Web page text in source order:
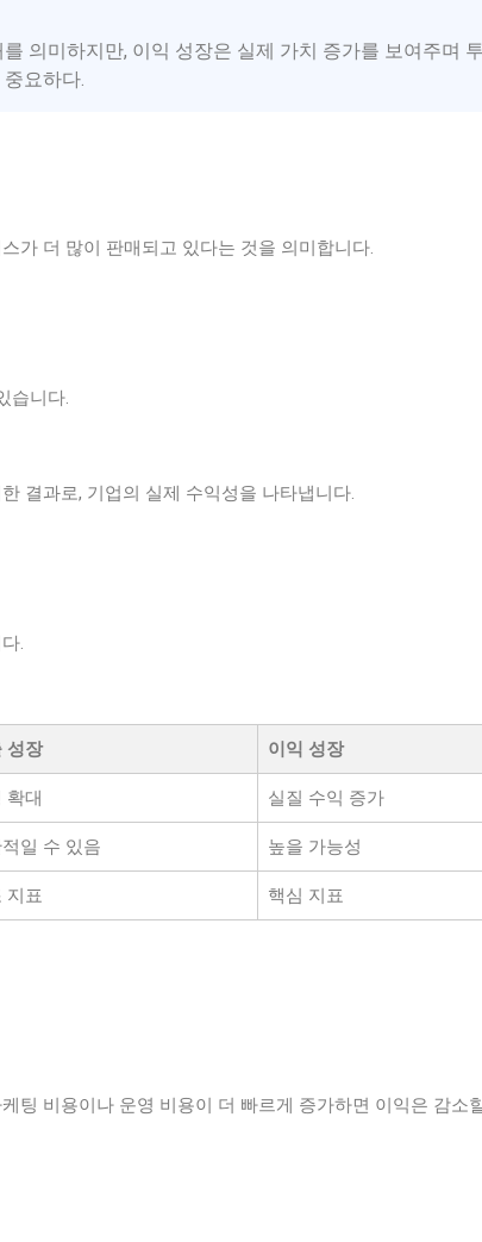
의미하지만, 이익 성장은 실제 가치 증가를 보여주며
요하다.
가 더 많이 판매되고 있다는 것을 의미합니다.
습니다.
결과로, 기업의 실제 수익성을 나타냅니다.
.
성장 이익 성장
확대 실질 수익 증가
일 수 있음 높을 가능성
지표 핵심 지표
팅 비용이나 운영 비용이 더 빠르게 증가하면 이익은 감소